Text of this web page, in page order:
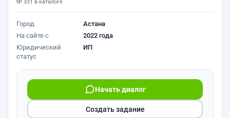
№ 331 в каталоге
Город
Астана
На сайте с
2022 года
Юридический
статус
ИП
Начать диалог
Создать задание